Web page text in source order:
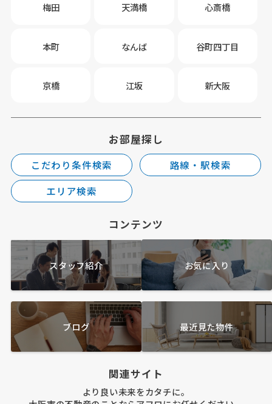
梅田 天満橋 心斎橋
本町 なんば 谷町四丁目
京橋 江坂 新大阪
お部屋探し
こだわり条件検索
路線・駅検索
エリア検索
コンテンツ
スタッフ紹介 お気に入り
ブログ 最近見た物件
関連サイト
より良い未来をカタチに。